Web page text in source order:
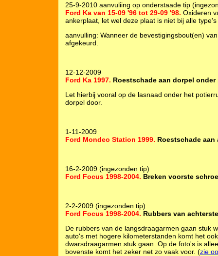
25-9-2010 aanvuliing op onderstaade tip
Ford Ka van 15-09 '96 tot 29-09 '98. Oxideren
ankerplaat, let wel deze plaat is niet bij alle
aanvulling: Wanneer de bevestigingsbout(en)
afgekeurd.
12-12-2009
Ford Ka 1997. Roestschade aan dorpel onder
Let hierbij vooral op de lasnaad onder het
dorpel door.
1-11-2009
Ford Mondeo Station 1999. Roestschade aan
16-2-2009 (ingezonden tip)
Ford Focus 1998-2004. Breken voorste
2-2-2009 (ingezonden tip)
Ford Focus 1998-2004. Rubbers van
De rubbers van de langsdraagarmen gaan stuk
auto's met hogere kilometerstanden komt het
dwarsdraagarmen stuk gaan. Op de foto's is
bovenste komt het zeker net zo vaak voor. (zie